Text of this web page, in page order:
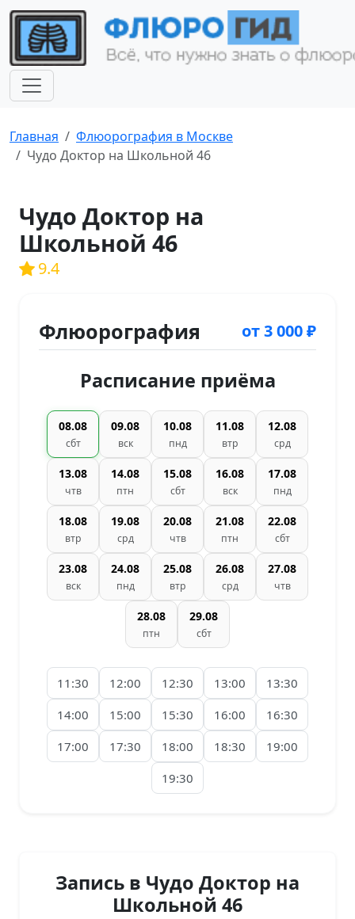
Главная
Флюорография в Москве
Чудо Доктор на Школьной 46
Чудо Доктор на
Школьной 46
9.4
Флюорография от 3 000 ₽
Расписание приёма
08.08
сбт
09.08
вск
10.08
пнд
11.08
втр
12.08
срд
13.08
чтв
14.08
птн
15.08
сбт
16.08
вск
17.08
пнд
18.08
втр
19.08
срд
20.08
чтв
21.08
птн
22.08
сбт
23.08
вск
24.08
пнд
25.08
втр
26.08
срд
27.08
чтв
28.08
птн
29.08
сбт
11:30 12:00 12:30 13:00
13:30
14:00
15:00 15:30 16:00
16:30
17:00
17:30 18:00 18:30
19:00
19:30
Запись в Чудо Доктор на
Школьной 46